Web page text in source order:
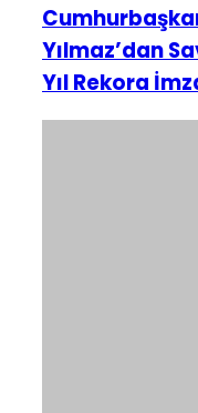
Yılmaz’dan
Yıl Rekora